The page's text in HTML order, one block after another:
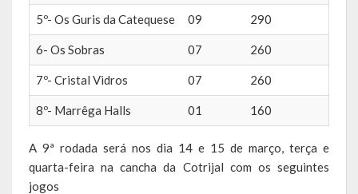
A História da Praça da Lagoa
A História da Igreja Adventista do Sétimo Dia
A História da Comunidade Católica Nossa Senhora da Assunção
de Linha Glória
A História da Comunidade Católica São José de Linha Ojeriza
5º- Os Guris da Catequese 09 290
6- Os Sobras 07 260
7º- Cristal Vidros 07 260
8º- Marrêga Halls 01 160
A 9ª rodada será nos dia 14 e 15 de março, terça e
quarta-feira na cancha da Cotrijal com os seguintes
jogos